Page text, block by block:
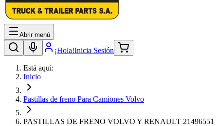
Abrir menú
¡Hola!Inicia Sesión
Está aquí:
Inicio
Pastillas de freno Para Camiones Volvo
PASTILLAS DE FRENO VOLVO Y RENAULT 21496551